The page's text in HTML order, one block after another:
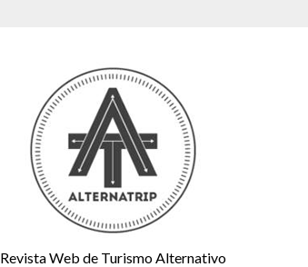
Revista Web de Turismo Alternativo